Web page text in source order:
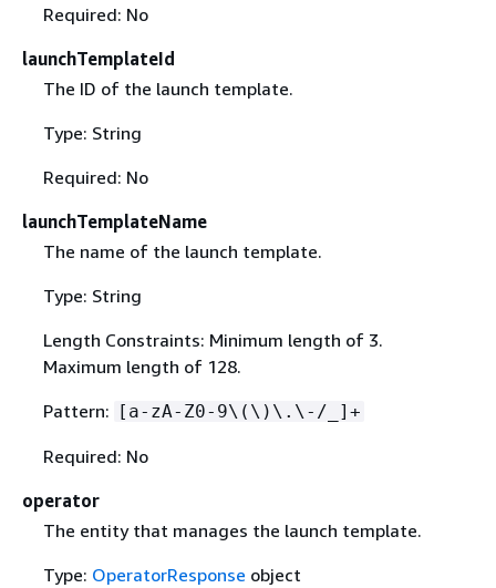
Required: No
launchTemplateId
The ID of the launch template.
Type: String
Required: No
launchTemplateName
The name of the launch template.
Type: String
Length Constraints: Minimum length of 3.
Maximum length of 128.
Pattern:
[a-zA-Z0-9\(\)\.\-/_]+
Required: No
operator
The entity that manages the launch template.
Type: OperatorResponse object